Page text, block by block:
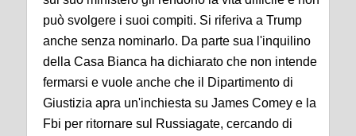
può svolgere i suoi compiti. Si riferiva a Trump
anche senza nominarlo. Da parte sua l'inquilino
della Casa Bianca ha dichiarato che non intende
fermarsi e vuole anche che il Dipartimento di
Giustizia apra un'inchiesta su James Comey e la
Fbi per ritornare sul Russiagate, cercando di